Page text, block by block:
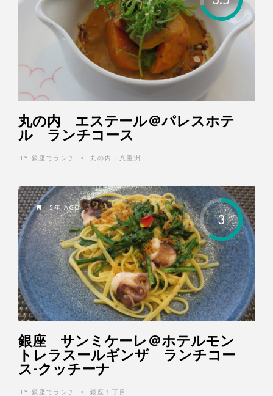
丸の内 エステール＠パレスホテ
ル ランチコース
BY 銀座でランチ • 丸の内・八重洲
3
5年 AGO
銀座 サンミケーレ＠ホテルモン
トレラスールギンザ ランチコー
ス-クッチーナ
BY 銀座でランチ • 銀座１丁目